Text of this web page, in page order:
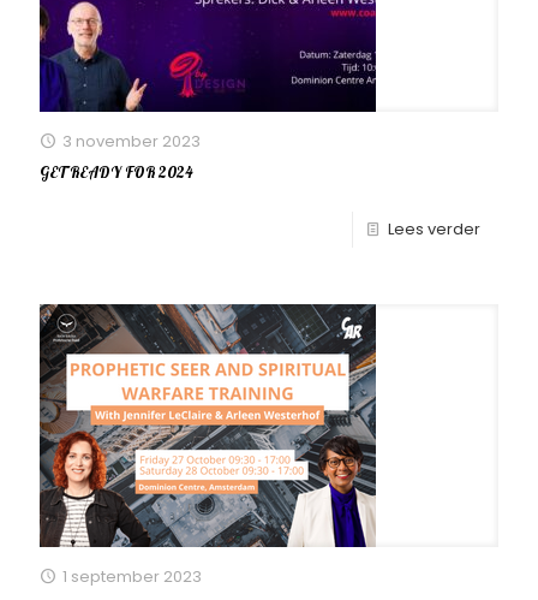
3 november 2023
GET READY FOR 2024
Lees verder
1 september 2023